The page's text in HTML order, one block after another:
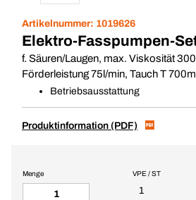
Artikelnummer: 1019626
Elektro-Fasspumpen-
f. Säuren/Laugen, max. Viskosität
Förderleistung 75l/min, Tauch T
Betriebsausstattung
Produktinformation (PDF)
VPE / ST
1
Menge